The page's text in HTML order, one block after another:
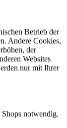
Betrieb der
Andere Cookies,
der
Websites
nur mit Ihrer
notwendig.